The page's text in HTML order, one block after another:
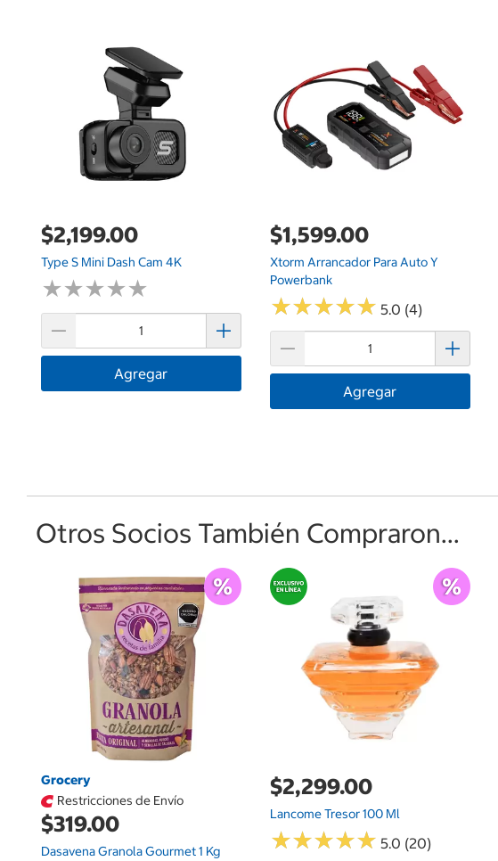
$2,199.00
Type S Mini Dash Cam 4K
★★★★★
★★★★★
Agregar
$1,599.00
Xtorm Arrancador Para Auto Y
Powerbank
★★★★★
★★★★★ 5.0 (4)
Agregar
Otros Socios También Compraron...
Grocery
Restricciones de Envío
$319.00
Dasavena Granola Gourmet 1 Kg
$2,299.00
Lancome Tresor 100 Ml
★★★★★
★★★★★ 5.0 (20)